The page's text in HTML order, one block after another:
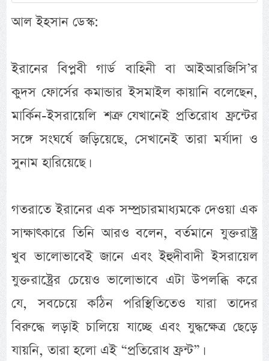
আল ইহসান ডেস্ক:
ইরানের বিপ্লবী গার্ড বাহিনী বা আইআরজিসি’র
কুদস ফোর্সের কমান্ডার ইসমাইল কায়ানি বলেছেন,
মার্কিন-ইসরায়েলি শত্রু যেখানেই প্রতিরোধ ফ্রন্টের
সঙ্গে সংঘর্ষে জড়িয়েছে, সেখানেই তারা মর্যাদা ও
সুনাম হারিয়েছে।
গতরাতে ইরানের এক সম্প্রচারমাধ্যমকে দেওয়া এক
সাক্ষাৎকারে তিনি আরও বলেন, বর্তমানে যুক্তরাষ্ট্র
খুব ভালোভাবেই জানে এবং ইহুদীবাদী ইসরায়েল
যুক্তরাষ্ট্রের চেয়েও ভালোভাবে এটা উপলব্ধি করে
যে, সবচেয়ে কঠিন পরিস্থিতিতেও যারা তাদের
বিরুদ্ধে লড়াই চালিয়ে যাচ্ছে এবং যুদ্ধক্ষেত্র ছেড়ে
যায়নি, তারা হলো এই “প্রতিরোধ ফ্রন্ট”।